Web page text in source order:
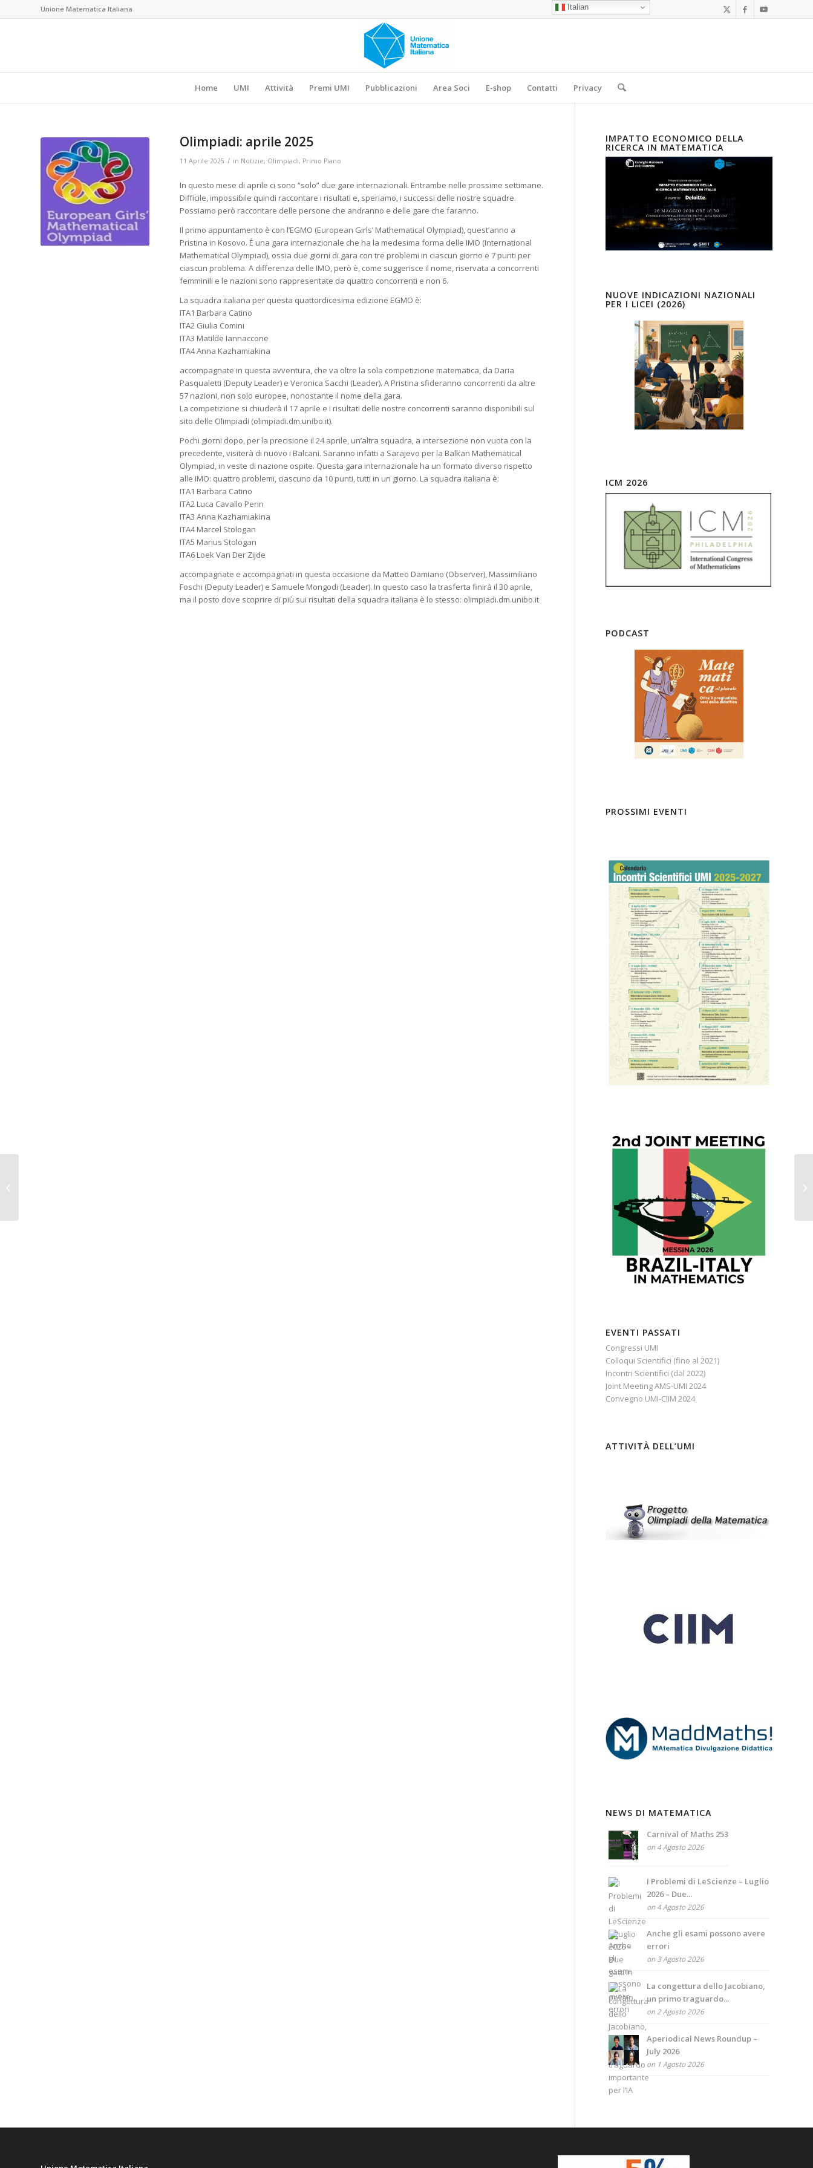
Unione Matematica Italiana
Home UMI Attività Premi UMI Pubblicazioni Area Soci E-shop Contatti Privacy
Olimpiadi: aprile 2025
11 Aprile 2025 / in Notizie, Olimpiadi, Primo Piano
In questo mese di aprile ci sono “solo” due gare internazionali. Entrambe nelle prossime settimane.
Difficile, impossibile quindi raccontare i risultati e, speriamo, i successi delle nostre squadre.
Possiamo però raccontare delle persone che andranno e delle gare che faranno.
Il primo appuntamento è con l’EGMO (European Girls’ Mathematical Olympiad), quest’anno a
Pristina in Kosovo. È una gara internazionale che ha la medesima forma delle IMO (International
Mathematical Olympiad), ossia due giorni di gara con tre problemi in ciascun giorno e 7 punti per
ciascun problema. A differenza delle IMO, però è, come suggerisce il nome, riservata a concorrenti
femminili e le nazioni sono rappresentate da quattro concorrenti e non 6.
La squadra italiana per questa quattordicesima edizione EGMO è:
ITA1 Barbara Catino
ITA2 Giulia Comini
ITA3 Matilde Iannaccone
ITA4 Anna Kazhamiakina
accompagnate in questa avventura, che va oltre la sola competizione matematica, da Daria
Pasqualetti (Deputy Leader) e Veronica Sacchi (Leader). A Pristina sfideranno concorrenti da altre
57 nazioni, non solo europee, nonostante il nome della gara.
La competizione si chiuderà il 17 aprile e i risultati delle nostre concorrenti saranno disponibili sul
sito delle Olimpiadi (olimpiadi.dm.unibo.it).
Pochi giorni dopo, per la precisione il 24 aprile, un’altra squadra, a intersezione non vuota con la
precedente, visiterà di nuovo i Balcani. Saranno infatti a Sarajevo per la Balkan Mathematical
Olympiad, in veste di nazione ospite. Questa gara internazionale ha un formato diverso rispetto
alle IMO: quattro problemi, ciascuno da 10 punti, tutti in un giorno. La squadra italiana è:
ITA1 Barbara Catino
ITA2 Luca Cavallo Perin
ITA3 Anna Kazhamiakina
ITA4 Marcel Stologan
ITA5 Marius Stologan
ITA6 Loek Van Der Zijde
accompagnate e accompagnati in questa occasione da Matteo Damiano (Observer), Massimiliano
Foschi (Deputy Leader) e Samuele Mongodi (Leader). In questo caso la trasferta finirà il 30 aprile,
ma il posto dove scoprire di più sui risultati della squadra italiana è lo stesso: olimpiadi.dm.unibo.it
IMPATTO ECONOMICO DELLA
RICERCA IN MATEMATICA
NUOVE INDICAZIONI NAZIONALI
PER I LICEI (2026)
ICM 2026
PODCAST
PROSSIMI EVENTI
EVENTI PASSATI
Congressi UMI
Colloqui Scientifici (fino al 2021)
Incontri Scientifici (dal 2022)
Joint Meeting AMS-UMI 2024
Convegno UMI-CIIM 2024
ATTIVITÀ DELL’UMI
NEWS DI MATEMATICA
Carnival of Maths 253
on 4 Agosto 2026
I Problemi di LeScienze – Luglio
2026 – Due...
on 4 Agosto 2026
Anche gli esami possono avere
errori
on 3 Agosto 2026
La congettura dello Jacobiano,
un primo traguardo...
on 2 Agosto 2026
Aperiodical News Roundup –
July 2026
on 1 Agosto 2026
Italian